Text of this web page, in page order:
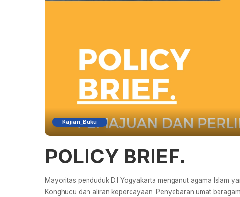
Kajian_Buku
POLICY BRIEF.
Mayoritas penduduk D.I Yogyakarta menganut agama Islam
Konghucu dan aliran kepercayaan. Penyebaran umat